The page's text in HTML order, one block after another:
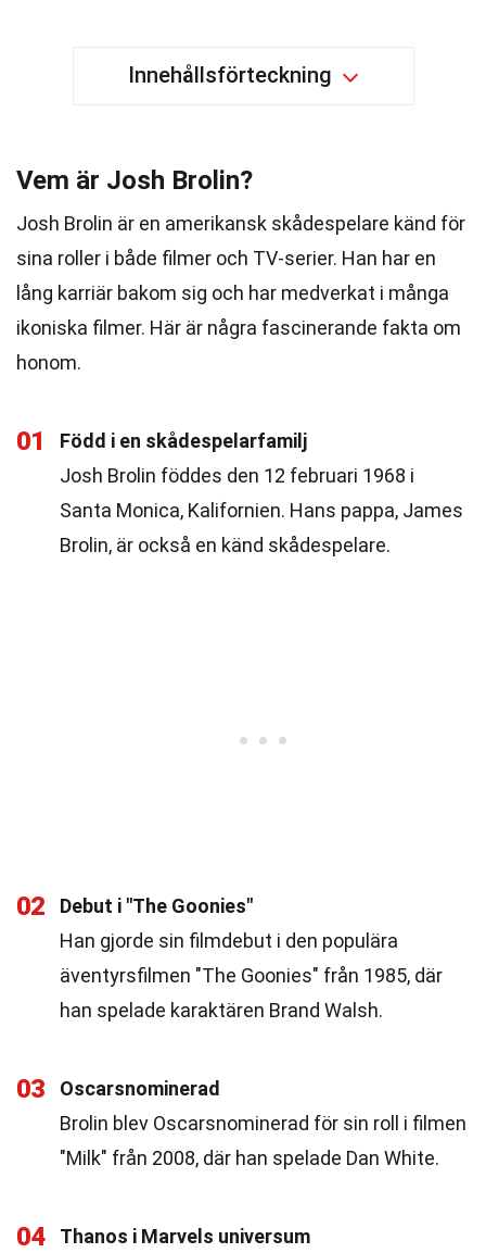
Innehållsförteckning
Vem är Josh Brolin?
Josh Brolin är en amerikansk skådespelare känd för
sina roller i både filmer och TV-serier. Han har en
lång karriär bakom sig och har medverkat i många
ikoniska filmer. Här är några fascinerande fakta om
honom.
01
Född i en skådespelarfamilj
Josh Brolin föddes den 12 februari 1968 i
Santa Monica, Kalifornien. Hans pappa, James
Brolin, är också en känd skådespelare.
02
Debut i "The Goonies"
Han gjorde sin filmdebut i den populära
äventyrsfilmen "The Goonies" från 1985, där
han spelade karaktären Brand Walsh.
03
Oscarsnominerad
Brolin blev Oscarsnominerad för sin roll i filmen
"Milk" från 2008, där han spelade Dan White.
04
Thanos i Marvels universum